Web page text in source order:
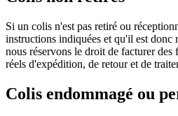
Si un colis n'est pas retiré ou
instructions indiquées et qu'il est donc
nous réservons le droit de facturer des
réels d'expédition, de retour et de
Colis endommagé ou